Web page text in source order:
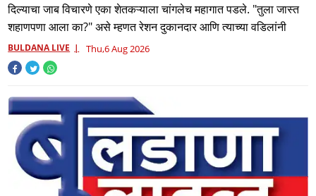
दिल्याचा जाब विचारणे एका शेतकऱ्याला चांगलेच महागात पडले. "तुला जास्त
शहाणपणा आला का?" असे म्हणत रेशन दुकानदार आणि त्याच्या वडिलांनी
BULDANA LIVE Thu,6 Aug 2026